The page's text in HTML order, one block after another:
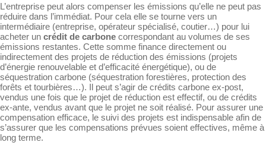
L’entreprise peut alors compenser les émissions qu’elle ne peut pas
réduire dans l’immédiat. Pour cela elle se tourne vers un
intermédiaire (entreprise, opérateur spécialisé, coutier…) pour lui
acheter un crédit de carbone correspondant au volumes de ses
émissions restantes. Cette somme finance directement ou
indirectement des projets de réduction des émissions (projets
d’énergie renouvelable et d’efficacité énergétique), ou de
séquestration carbone (séquestration forestières, protection des
forêts et tourbières…). Il peut s’agir de crédits carbone ex-post,
vendus une fois que le projet de réduction est effectif, ou de crédits
ex-ante, vendus avant que le projet ne soit réalisé. Pour assurer une
compensation efficace, le suivi des projets est indispensable afin de
s’assurer que les compensations prévues soient effectives, même à
long terme.